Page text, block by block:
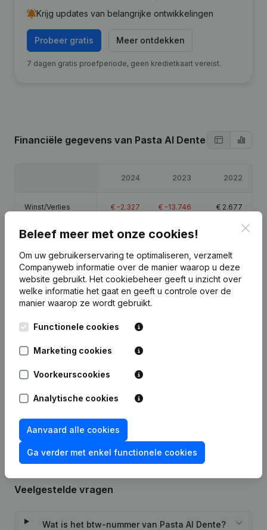
Krijg updates van belangrijke ontwikkelingen
Probeer gratis Meer ontdekken
7 dagen gratis proefperiode, geen kredietkaart vereist.
Financiële gegevens van Pasta Al Dente
2024 2023 2022
Winst/Verlies € -2.327 € -13.746 € 2.677
Eigen vermogen € 26.603 €28.931
Brutomarge € 33.349 €28.535 € 38.000
Publicaties
Datum Publicatie
Rubriek Oprichting (Nieuwe
enz...)
Veelgestelde vragen
Wat is het btw-nummer van Pasta Al Dente?
Beleef meer met onze cookies!
Om uw gebruikerservaring te optimaliseren, verzamelt
Companyweb informatie over de manier waarop u deze
website gebruikt. Het cookiebeheer geeft u inzicht over
welke informatie het gaat en geeft u controle over de
manier waarop ze wordt gebruikt.
Functionele cookies
Marketing cookies
Voorkeurscookies
Analytische cookies
Aanvaard alle cookies
Ga verder met enkel functionele cookies